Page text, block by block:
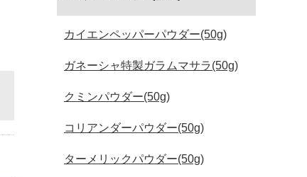
カイエンペッパーパウダー(50g)
ガネーシャ特製ガラムマサラ(50g)
クミンパウダー(50g)
コリアンダーパウダー(50g)
ターメリックパウダー(50g)